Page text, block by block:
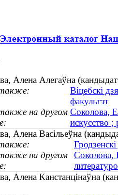
Алена Алегаўна
Віцебскі
факультэт
на другом Соколова,
искусство
Алена Васільеўна
на другом
Соколова,
Алена Канстанцінаўна